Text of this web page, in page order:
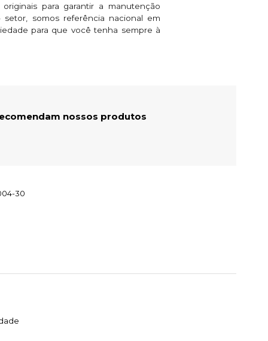
para garantir a manutenção
somos referência nacional em
para que você tenha sempre à
nossos produtos
30